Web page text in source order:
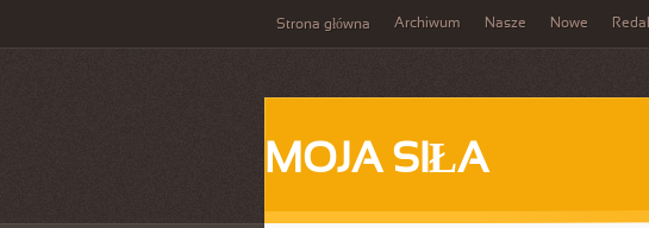
Strona główna Archiwum Nasze Nowe
MOJA SIŁA